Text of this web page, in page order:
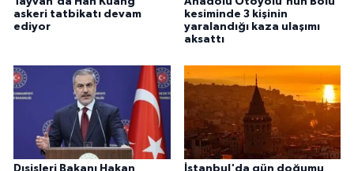
askeri tatbikatı devam
ediyor
kesiminde 3 kişinin
yaralandığı kaza ulaşımı
aksattı